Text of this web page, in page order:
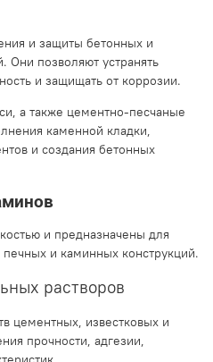
и защиты бетонных и
Они позволяют устранять
и защищать от коррозии.
а также цементно-песчаные
каменной кладки,
и создания бетонных
и предназначены для
и каминных конструкций.
растворов
цементных, известковых и
прочности, адгезии,